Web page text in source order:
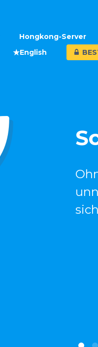
Hongkong-Server
★English